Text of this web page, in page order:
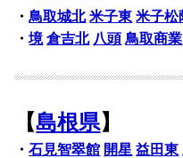
・鳥取城北 米子東 米子松
・境 倉吉北 八頭 鳥取商業
【島根県】
・石見智翠館 開星 益田東